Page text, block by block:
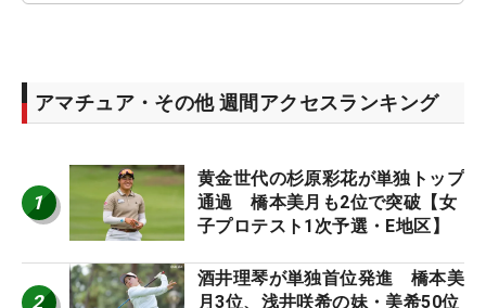
アマチュア・その他 週間アクセスランキング
1
黄金世代の杉原彩花が単独トップ
通過 橋本美月も2位で突破【女
子プロテスト1次予選・E地区】
2
酒井理琴が単独首位発進 橋本美
月3位、浅井咲希の妹・美希50位